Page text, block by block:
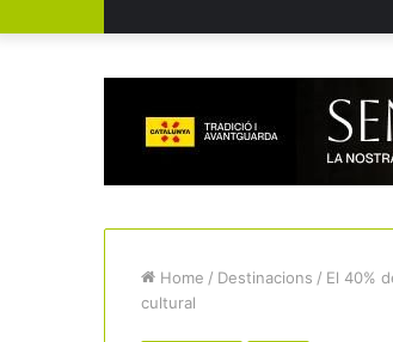
Home / Destinacions / El 40%
cultural